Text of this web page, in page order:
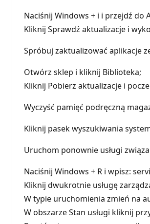
Naciśnij Windows + i i przejdź do
Kliknij Sprawdź aktualizacje i
Spróbuj zaktualizować aplikacje
Otwórz sklep i kliknij Biblioteka;
Kliknij Pobierz aktualizacje i
Wyczyść pamięć podręczną
Kliknij pasek wyszukiwania
Uruchom ponownie usługi
Naciśnij Windows + R i wpisz:
Kliknij dwukrotnie usługę
W typie uruchomienia zmień na
W obszarze Stan usługi kliknij